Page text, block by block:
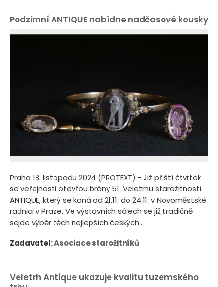
Podzimní ANTIQUE nabídne nadčasové kousky
Praha 13. listopadu 2024 (PROTEXT) - Již příští čtvrtek
se veřejnosti otevřou brány 51. Veletrhu starožitností
ANTIQUE, který se koná od 21.11. do 24.11. v Novoměstské
radnici v Praze. Ve výstavních sálech se již tradičně
sejde výběr těch nejlepších českých...
Zadavatel:Asociace starožitníků
Veletrh Antique ukazuje kvalitu tuzemského